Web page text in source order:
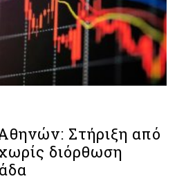
Στήριξη από
διόρθωση